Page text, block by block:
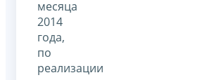
месяца
2014
года,
по
реализации